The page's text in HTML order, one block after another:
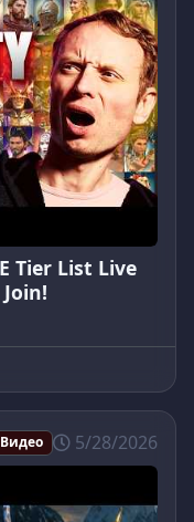
Tier List Live
Видео 5/28/2026